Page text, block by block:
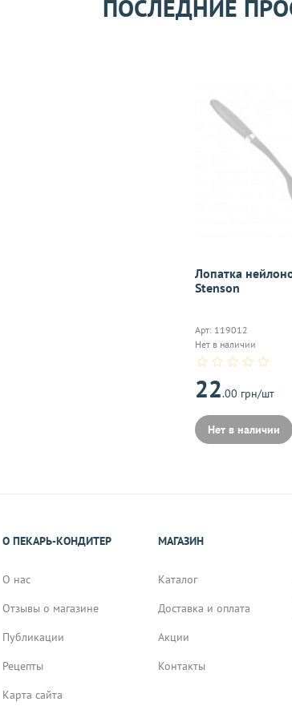
по договоренности.
доставка товаров осуществляется по
тем же способом, которым была
товаров надлежащего качества, если они
ПОСЛЕДНИЕ
Лопатка
Stenson
Арт: 119012
Нет в наличии
22.00 грн/шт
Нет в наличии
О ПЕКАРЬ-КОНДИТЕР
О нас
Отзывы о магазине
Публикации
Рецепты
Карта сайта
МАГАЗИН
Каталог
Доставка и оплата
Акции
Контакты